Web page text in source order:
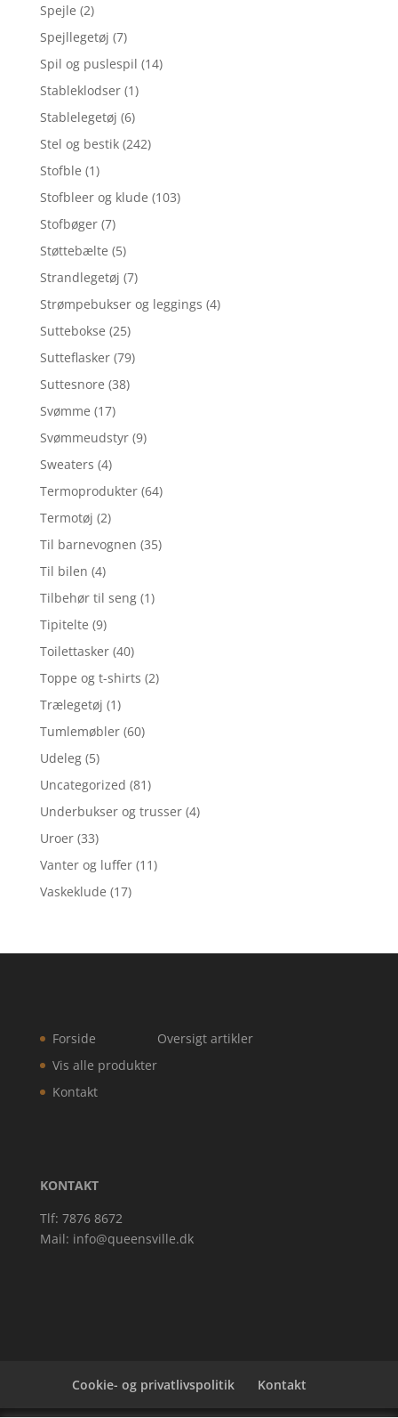
Spejle (2)
Spejllegetøj (7)
Spil og puslespil (14)
Stableklodser (1)
Stablelegetøj (6)
Stel og bestik (242)
Stofble (1)
Stofbleer og klude (103)
Stofbøger (7)
Støttebælte (5)
Strandlegetøj (7)
Strømpebukser og leggings (4)
Suttebokse (25)
Sutteflasker (79)
Suttesnore (38)
Svømme (17)
Svømmeudstyr (9)
Sweaters (4)
Termoprodukter (64)
Termotøj (2)
Til barnevognen (35)
Til bilen (4)
Tilbehør til seng (1)
Tipitelte (9)
Toilettasker (40)
Toppe og t-shirts (2)
Trælegetøj (1)
Tumlemøbler (60)
Udeleg (5)
Uncategorized (81)
Underbukser og trusser (4)
Uroer (33)
Vanter og luffer (11)
Vaskeklude (17)
Forside
Vis alle produkter
Kontakt
Oversigt artikler
KONTAKT
Tlf: 7876 8672
Mail: info@queensville.dk
Cookie- og privatlivspolitik Kontakt